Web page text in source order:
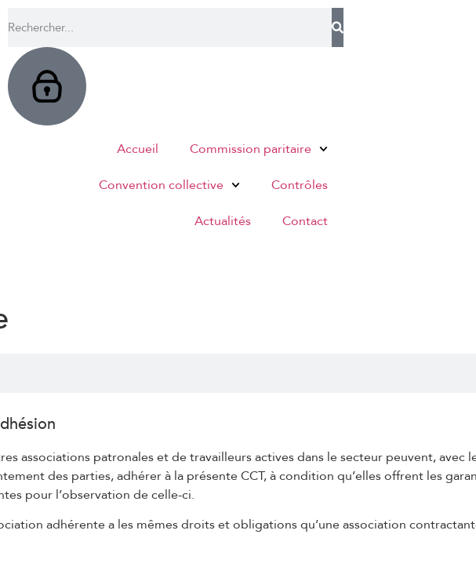
Accueil Commission paritaire
Convention collective Contrôles
Actualités Contact
associations patronales et de travailleurs actives dans le secteur peuvent, avec
des parties, adhérer à la présente CCT, à condition qu’elles offrent les
pour l’observation de celle-ci.
adhérente a les mêmes droits et obligations qu’une association